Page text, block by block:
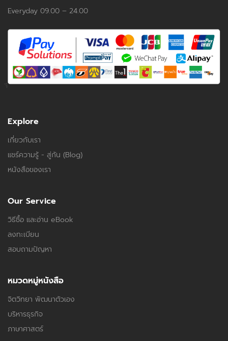
Everyday 09.00 – 24.00
Explore
เกี่ยวกับเรา
แชร์ความรู้ - สู่กัน (Blog)
หนังสือของเรา
Our Service
วิธีซื้อ และอ่าน eBook
ลงทะเบียน
สอบถามปัญหา
หมวดหมู่หนังสือ
จิตวิทยา พัฒนาตัวเอง
บริหารธุรกิจ
ภาษาศาสตร์